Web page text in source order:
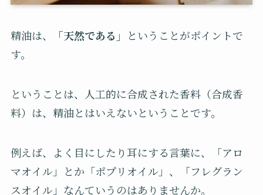
精油は、 「天然である」
ということがポイントで
す。
ということは、人工的に合成された香料（合成香
料）は、精油とはいえないということです。
例えば、よく目にしたり耳にする言葉に、「アロ
マオイル」とか「ポプリオイル」、「フレグラン
スオイル」なんていうのはありませんか。